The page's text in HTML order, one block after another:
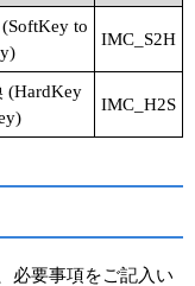
to
IMC_S2H
(HardKey
IMC_H2S
必要事項をご記入い